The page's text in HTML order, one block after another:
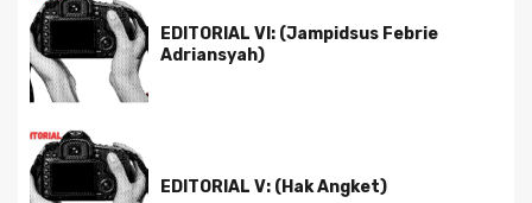
EDITORIAL VI: (Jampidsus Febrie
Adriansyah)
EDITORIAL V: (Hak Angket)